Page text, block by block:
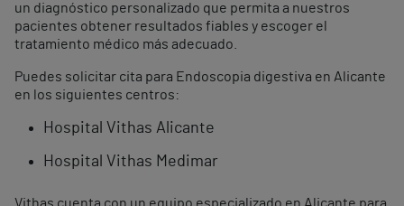
un diagnóstico personalizado que permita a nuestros
pacientes obtener resultados fiables y escoger el
tratamiento médico más adecuado.
Puedes solicitar cita para Endoscopia digestiva en Alicante
en los siguientes centros:
Hospital Vithas Alicante
Hospital Vithas Medimar